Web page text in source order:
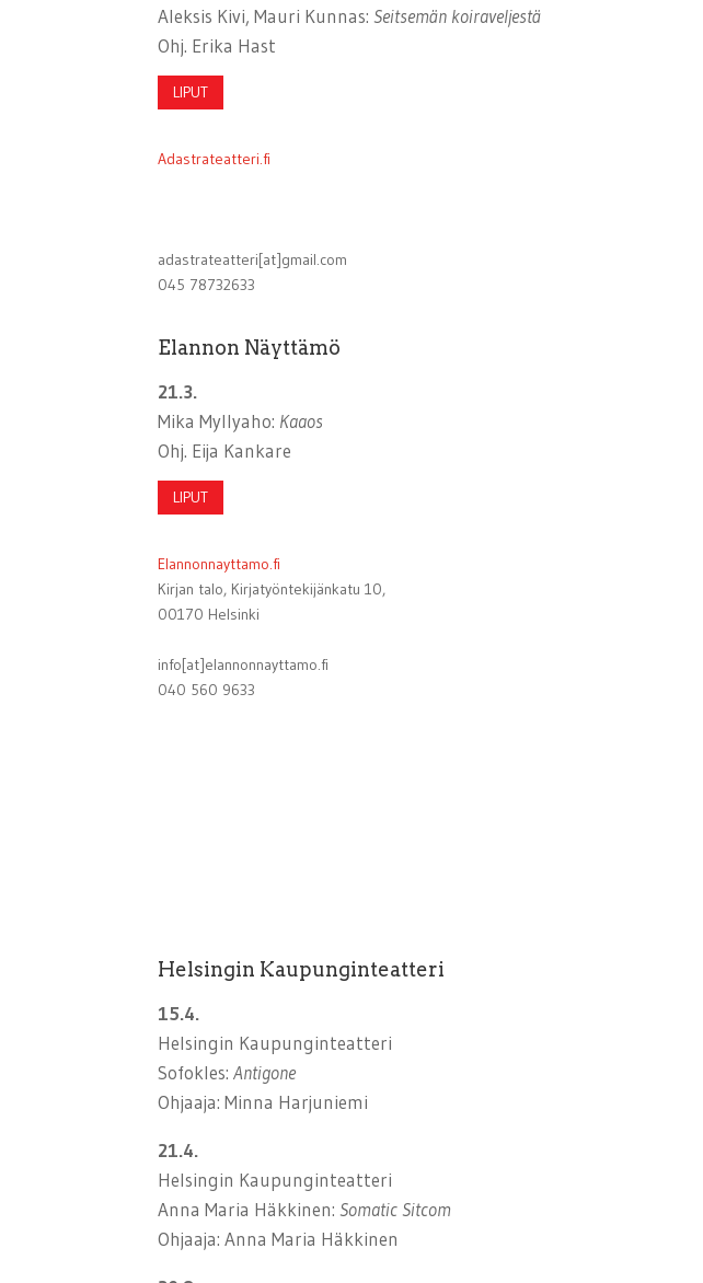
Aleksis Kivi, Mauri Kunnas: Seitsemän koiraveljestä
Ohj. Erika Hast
LIPUT
Adastrateatteri.fi
adastrateatteri[at]gmail.com
045 78732633
Elannon Näyttämö
21.3.
Mika Myllyaho: Kaaos
Ohj. Eija Kankare
LIPUT
Elannonnayttamo.fi
Kirjan talo, Kirjatyöntekijänkatu 10,
00170 Helsinki
info[at]elannonnayttamo.fi
040 560 9633
Helsingin Kaupunginteatteri
15.4.
Helsingin Kaupunginteatteri
Sofokles:Antigone
Ohjaaja: Minna Harjuniemi
21.4.
Helsingin Kaupunginteatteri
Anna Maria Häkkinen: Somatic Sitcom
Ohjaaja: Anna Maria Häkkinen